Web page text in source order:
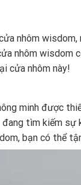
nhôm
nhôm wisdom
cửa nhôm này!
minh được
tìm kiếm
bạn có thể